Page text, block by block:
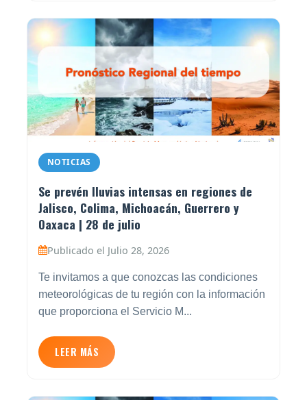
NOTICIAS
Se prevén lluvias intensas en regiones de
Jalisco, Colima, Michoacán, Guerrero y
Oaxaca | 28 de julio
Publicado el Julio 28, 2026
Te invitamos a que conozcas las condiciones
meteorológicas de tu región con la información
que proporciona el Servicio M...
LEER MÁS